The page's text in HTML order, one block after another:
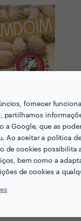
fornecer
partilhamos
a Google, que as
Ao aceitar a política
de cookies possibilita
bem como a
de cookies a
todas as
e vídeos